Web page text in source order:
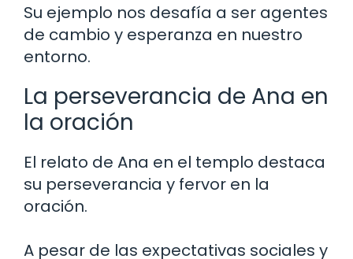
Su ejemplo nos desafía a ser agentes
de cambio y esperanza en nuestro
entorno.
La perseverancia de Ana en
la oración
El relato de Ana en el templo destaca
su perseverancia y fervor en la
oración.
A pesar de las expectativas sociales y